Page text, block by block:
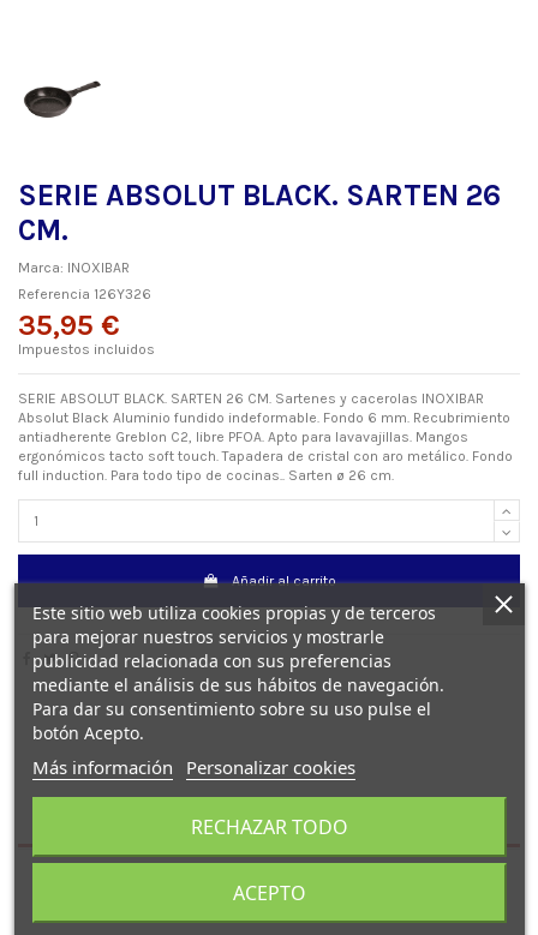
SERIE ABSOLUT BLACK. SARTEN 26
CM.
Marca: INOXIBAR
Referencia 126Y326
35,95 €
Impuestos incluidos
SERIE ABSOLUT BLACK. SARTEN 26 CM. Sartenes y cacerolas INOXIBAR
Absolut Black Aluminio fundido indeformable. Fondo 6 mm. Recubrimiento
antiadherente Greblon C2, libre PFOA. Apto para lavavajillas. Mangos
ergonómicos tacto soft touch. Tapadera de cristal con aro metálico. Fondo
full induction. Para todo tipo de cocinas.. Sarten ø 26 cm.
Añadir al carrito
Este sitio web utiliza cookies propias y de terceros
para mejorar nuestros servicios y mostrarle
publicidad relacionada con sus preferencias
mediante el análisis de sus hábitos de navegación.
Para dar su consentimiento sobre su uso pulse el
botón Acepto.
Más información Personalizar cookies
RECHAZAR TODO
ACEPTO